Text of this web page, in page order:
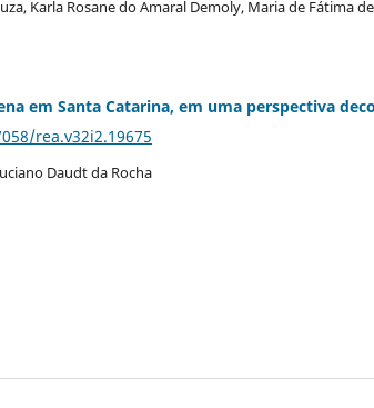
Karla Rosane do Amaral Demoly, Maria de Fátima
em Santa Catarina, em uma perspectiva
rea.v32i2.19675
Daudt da Rocha